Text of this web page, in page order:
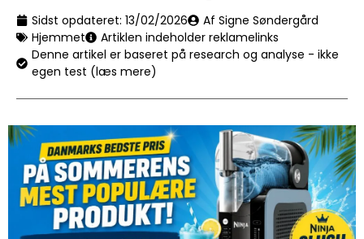
Sidst opdateret: 13/02/2026
Af Signe Søndergård
Hjemmet
Artiklen indeholder reklamelinks
Denne artikel er baseret på research og analyse - ikke
egen test (læs mere)